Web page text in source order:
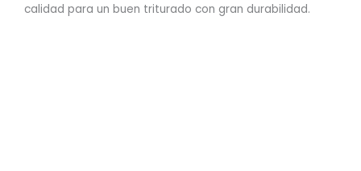
calidad para un buen triturado con gran durabilidad.